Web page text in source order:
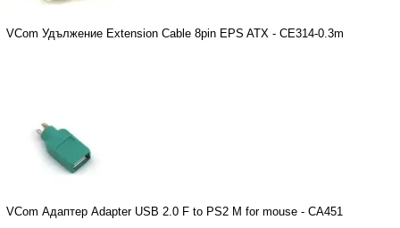
VCom Удължение Extension Cable 8pin EPS ATX - CE314-0.3m
VCom Адаптер Adapter USB 2.0 F to PS2 M for mouse - CA451